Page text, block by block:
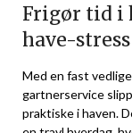
Frigør tid i
have-stress
Med en fast
gartnerservice
praktiske i haven.